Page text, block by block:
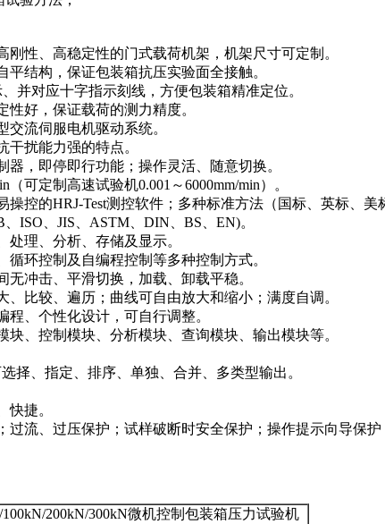
性、高稳定性的门式载荷机架，机架尺寸可定制。
结构，保证包装箱抗压实验面全接触。
并对应十字指示刻线，方便包装箱精准定位。
好，保证载荷的测力精度。
流伺服电机驱动系统。
扰能力强的特点。
，即停即行功能；操作灵活、随意切换。
可定制高速试验机0.001～6000mm/min）。
控的HRJ-Test测控软件；多种标准方法（国标、英标、美
ISO、JIS、ASTM、DIN、BS、EN)。
理、分析、存储及显示。
环控制及自编程控制等多种控制方式。
冲击、平滑切换，加载、卸载平稳。
比较、遍历；曲线可自由放大和缩小；满度自调。
、个性化设计，可自行调整。
、控制模块、分析模块、查询模块、输出模块等。
择、指定、排序、单独、合并、多类型输出。
捷。
流、过压保护；试样破断时安全保护；操作提示向导保护
200kN/300kN微机控制包装箱压力试验机